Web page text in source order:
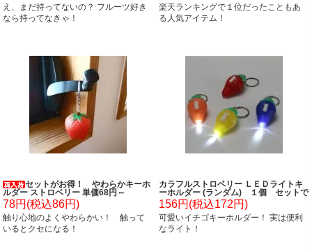
え、まだ持ってないの？ フルーツ好き
なら持ってなきゃ！
楽天ランキングで１位だったこともあ
る人気アイテム！
セットがお得！ やわらかキーホ
ルダー ストロベリー 単価68円～
78円(税込86円)
触り心地のよくやわらかい！ 触って
いるとクセになる！
カラフルストロベリー ＬＥＤライトキ
ーホルダー (ランダム) １個 セットで
お得 単価148円～
156円(税込172円)
可愛いイチゴキーホルダー！ 実は便利
なライト！